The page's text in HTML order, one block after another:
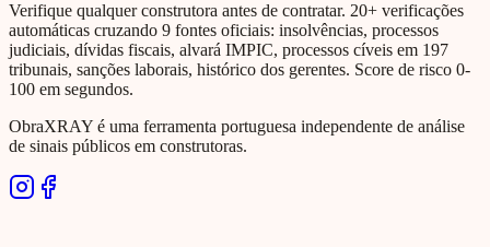
Verifique qualquer construtora antes de contratar. 20+ verificações
automáticas cruzando 9 fontes oficiais: insolvências, processos
judiciais, dívidas fiscais, alvará IMPIC, processos cíveis em 197
tribunais, sanções laborais, histórico dos gerentes. Score de risco 0-
100 em segundos.
ObraXRAY é uma ferramenta portuguesa independente de análise
de sinais públicos em construtoras.